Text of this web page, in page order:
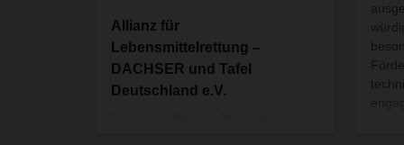
Allianz für
Lebensmittelrettung –
DACHSER und Tafel
Deutschland e.V.